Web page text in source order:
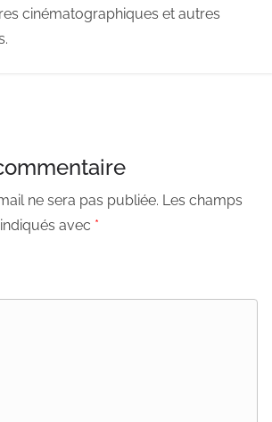
cinématographiques et autres
ne sera pas publiée. Les champs
avec *